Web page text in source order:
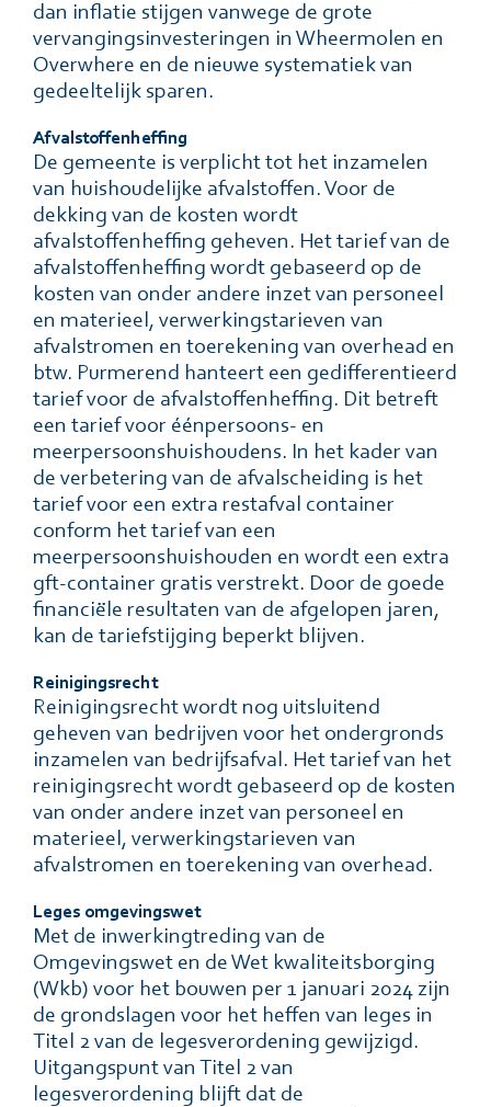
dan inflatie stijgen vanwege de grote
vervangingsinvesteringen in Wheermolen en
Overwhere en de nieuwe systematiek van
gedeeltelijk sparen.
Afvalstoffenheffing
De gemeente is verplicht tot het inzamelen
van huishoudelĳke afvalstoffen. Voor de
dekking van de kosten wordt
afvalstoffenheffing geheven. Het tarief van de
afvalstoffenheffing wordt gebaseerd op de
kosten van onder andere inzet van personeel
en materieel, verwerkingstarieven van
afvalstromen en toerekening van overhead en
btw. Purmerend hanteert een gedifferentieerd
tarief voor de afvalstoffenheffing. Dit betreft
een tarief voor éénpersoons- en
meerpersoonshuishoudens. In het kader van
de verbetering van de afvalscheiding is het
tarief voor een extra restafval container
conform het tarief van een
meerpersoonshuishouden en wordt een extra
gft-container gratis verstrekt. Door de goede
financiële resultaten van de afgelopen jaren,
kan de tariefstijging beperkt blijven.
Reinigingsrecht
Reinigingsrecht wordt nog uitsluitend
geheven van bedrĳven voor het ondergronds
inzamelen van bedrĳfsafval. Het tarief van het
reinigingsrecht wordt gebaseerd op de kosten
van onder andere inzet van personeel en
materieel, verwerkingstarieven van
afvalstromen en toerekening van overhead.
Leges omgevingswet
Met de inwerkingtreding van de
Omgevingswet en de Wet kwaliteitsborging
(Wkb) voor het bouwen per 1 januari 2024 zijn
de grondslagen voor het heffen van leges in
Titel 2 van de legesverordening gewijzigd.
Uitgangspunt van Titel 2 van
legesverordening blijft dat de